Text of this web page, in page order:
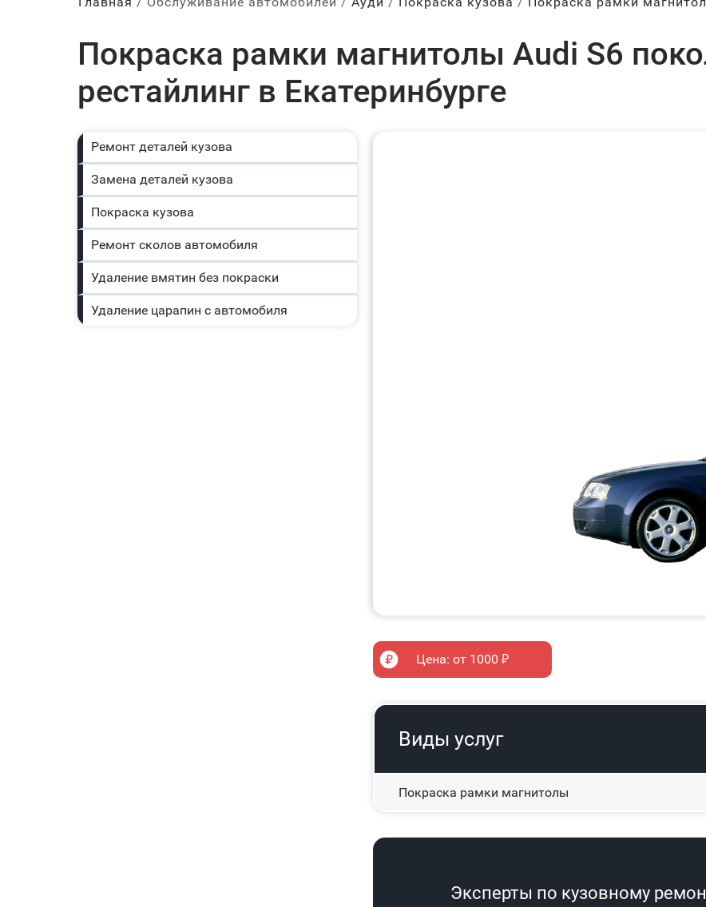
Покраска рамки магнитолы Audi S6
рестайлинг в Екатеринбурге
Цена: от 1000 ₽
Виды услуг
Покраска рамки магнитолы
Эксперты по кузовному
Ремонт деталей кузова
Замена деталей кузова
Покраска кузова
Ремонт сколов автомобиля
Удаление вмятин без покраски
Удаление царапин с автомобиля